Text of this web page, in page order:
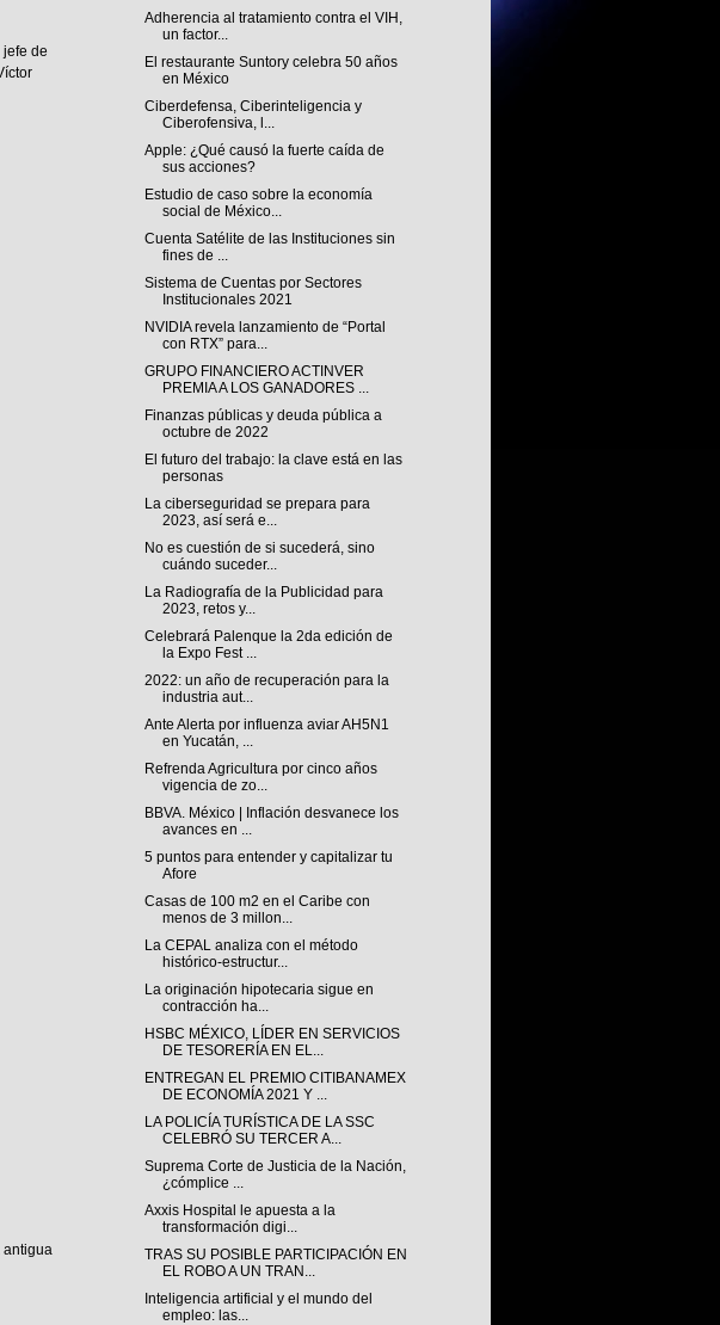
de
antigua
Adherencia al tratamiento contra el VIH,
un factor...
El restaurante Suntory celebra 50 años
en México
Ciberdefensa, Ciberinteligencia y
Ciberofensiva, l...
Apple: ¿Qué causó la fuerte caída de
sus acciones?
Estudio de caso sobre la economía
social de México...
Cuenta Satélite de las Instituciones sin
fines de ...
Sistema de Cuentas por Sectores
Institucionales 2021
NVIDIA revela lanzamiento de “Portal
con RTX” para...
GRUPO FINANCIERO ACTINVER
PREMIA A LOS GANADORES ...
Finanzas públicas y deuda pública a
octubre de 2022
El futuro del trabajo: la clave está en las
personas
La ciberseguridad se prepara para
2023, así será e...
No es cuestión de si sucederá, sino
cuándo suceder...
La Radiografía de la Publicidad para
2023, retos y...
Celebrará Palenque la 2da edición de
la Expo Fest ...
2022: un año de recuperación para la
industria aut...
Ante Alerta por influenza aviar AH5N1
en Yucatán, ...
Refrenda Agricultura por cinco años
vigencia de zo...
BBVA. México | Inflación desvanece los
avances en ...
5 puntos para entender y capitalizar tu
Afore
Casas de 100 m2 en el Caribe con
menos de 3 millon...
La CEPAL analiza con el método
histórico-estructur...
La originación hipotecaria sigue en
contracción ha...
HSBC MÉXICO, LÍDER EN SERVICIOS
DE TESORERÍA EN EL...
ENTREGAN EL PREMIO CITIBANAMEX
DE ECONOMÍA 2021 Y ...
LA POLICÍA TURÍSTICA DE LA SSC
CELEBRÓ SU TERCER A...
Suprema Corte de Justicia de la Nación,
¿cómplice ...
Axxis Hospital le apuesta a la
transformación digi...
TRAS SU POSIBLE PARTICIPACIÓN EN
EL ROBO A UN TRAN...
Inteligencia artificial y el mundo del
empleo: las...